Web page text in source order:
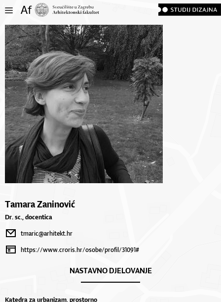
Tamara Zaninović
Dr. sc., docentica
tmaric@arhitekt.hr
https://www.croris.hr/osobe/profil/31091#
NASTAVNO DJELOVANJE
Katedra za urbanizam, prostorno